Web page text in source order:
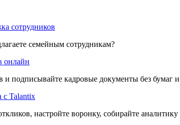
сотрудников
семейным сотрудникам?
онлайн
и подписывайте кадровые документы без бумаг
с Talantix
настройте воронку, собирайте